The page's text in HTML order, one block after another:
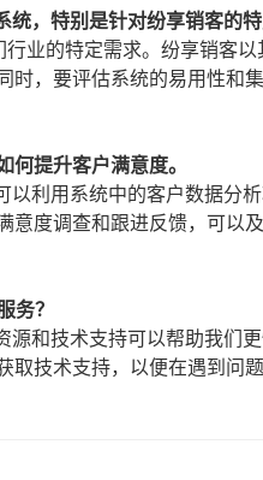
，特别是针对纷享销客的特
业的特定需求。纷享销客
，要评估系统的易用性和
提升客户满意度。
利用系统中的客户数据分
度调查和跟进反馈，可以
务？
和技术支持可以帮助我们
技术支持，以便在遇到问